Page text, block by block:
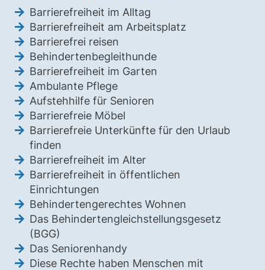
Barrierefreiheit im Alltag
Barrierefreiheit am Arbeitsplatz
Barrierefrei reisen
Behindertenbegleithunde
Barrierefreiheit im Garten
Ambulante Pflege
Aufstehhilfe für Senioren
Barrierefreie Möbel
Barrierefreie Unterkünfte für den Urlaub
finden
Barrierefreiheit im Alter
Barrierefreiheit in öffentlichen
Einrichtungen
Behindertengerechtes Wohnen
Das Behindertengleichstellungsgesetz
(BGG)
Das Seniorenhandy
Diese Rechte haben Menschen mit